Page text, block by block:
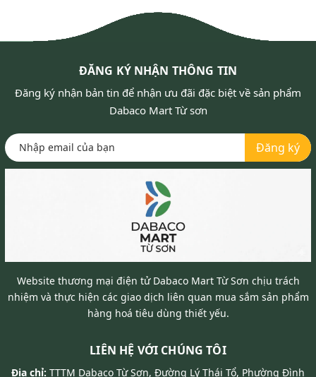
ĐĂNG KÝ NHẬN THÔNG TIN
Đăng ký nhận bản tin để nhận ưu đãi đặc biệt về sản phẩm
Dabaco Mart Từ sơn
Đăng ký
Website thương mại điện tử Dabaco Mart Từ Sơn chịu trách
nhiệm và thực hiện các giao dịch liên quan mua sắm sản phẩm
hàng hoá tiêu dùng thiết yếu.
LIÊN HỆ VỚI CHÚNG TÔI
Địa chỉ: TTTM Dabaco Từ Sơn, Đường Lý Thái Tổ, Phường Đình